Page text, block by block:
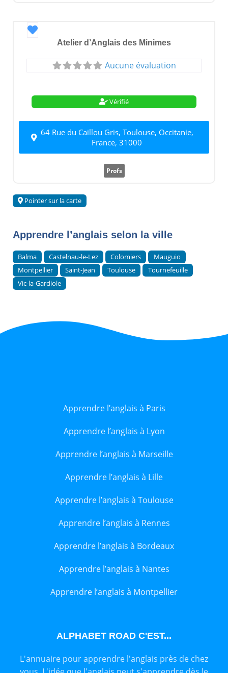
Favori
Atelier d’Anglais des Minimes
Aucune évaluation
Vérifié
64 Rue du Caillou Gris, Toulouse, Occitanie,
France, 31000
Profs
Pointer sur la carte
Apprendre l’anglais selon la ville
Balma Castelnau-le-Lez Colomiers
Mauguio
Montpellier
Saint-Jean Toulouse
Tournefeuille
Vic-la-Gardiole
Apprendre l’anglais à Paris
Apprendre l’anglais à Lyon
Apprendre l’anglais à Marseille
Apprendre l’anglais à Lille
Apprendre l’anglais à Toulouse
Apprendre l’anglais à Rennes
Apprendre l’anglais à Bordeaux
Apprendre l’anglais à Nantes
Apprendre l’anglais à Montpellier
ALPHABET ROAD C'EST...
L'annuaire pour apprendre l'anglais près de chez